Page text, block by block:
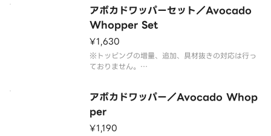
アボカドワッパーセット／Avocado
Whopper Set
¥1,630
※トッピングの増量、追加、具材抜きの対応は行っ
ておりません。
ざいます。なお、商品の破損を防ぐため、フィルム
には空気穴がございます。
※写真はイメージです。
アボカドワッパー／Avocado Whop
per
¥1,190